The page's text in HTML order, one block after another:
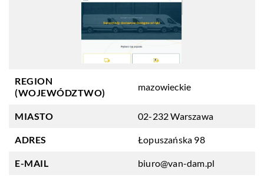
REGION
(WOJEWÓDZTWO)
mazowieckie
MIASTO 02-232 Warszawa
ADRES Łopuszańska 98
E-MAIL biuro@van-dam.pl